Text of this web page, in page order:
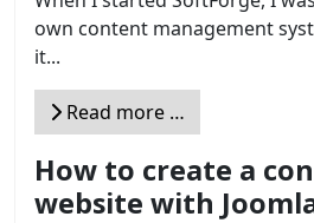
own content management
it...
Read more …
How to create a
website with